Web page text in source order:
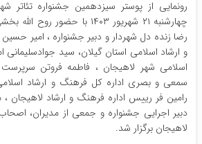
رونمایی از پوستر سیزدهمین جشنواره تئاتر
چهارشنبه ۲۱ شهریور ۱۴۰۳ با حضور
رضا زنده دل شهردار و دبیر جشنواره ، امیر
و ارشاد اسلامی استان گیلان، سید
اسلامی شهر لاهیجان ، فاطمه فروتن
سمعی و بصری اداره کل فرهنگ و ارشاد اسلامی
رامین فر رییس اداره فرهنگ و ارشاد
دبیر اجرایی جشنواره و جمعی از مدیران،
لاهیجان برگزار شد.